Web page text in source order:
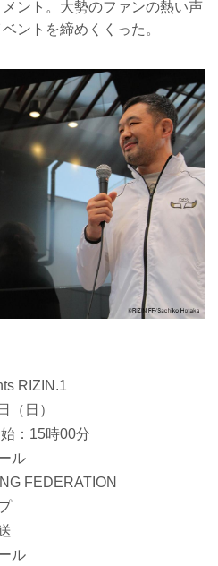
ント。大勢のファンの熱い声
ントを締めくくった。
RIZIN.1
（日）
：15時00分
ル
FEDERATION
ル